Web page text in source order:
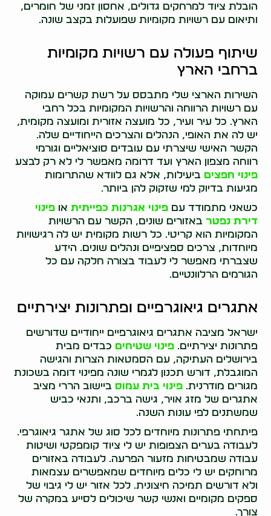
הובלת ציוד למרחקים גדולים, אחסון זמני של חומרים,
ותיאום עם רשויות מקומיות שפועלות בקצב שונה.
שיתוף פעולה עם רשויות מקומיות
ברחבי הארץ
השירות הארצי שלי מתבסס על רשת קשרים עמוקה
עם רשויות הרווחה והרשויות המקומיות בכל רחבי
הארץ. כל עיר ועיר, כל מועצה אזורית ומועצה מקומית,
יש לה את האופי, הנהלים והצרכים הייחודיים שלה.
הקשר האישי שיצרתי עם עובדים סוציאליים וגורמי
רווחה מצפון הארץ ועד דרומה מאפשר לי לא רק לבצע
פינוי חפצים ביעילות, אלא גם לוודא שהתרומות
מגיעות בדיוק למי שזקוק להן ביותר.
כשאני מתמודד עםפינוי אגרנות כפייתית אופינוי
דירת נפטר באזורים שונים, הקשר עם הרשויות
המקומיות הוא קריטי. כל רשות מקומית יש לה רגישויות
מיוחדות, צרכים ספציפיים ונהלים שונים. הידע
שצברתי מאפשר לי לעבוד בצורה חלקה עם כל
הגורמים הרלוונטיים.
אתגרים גיאוגרפיים ופתרונות יצירתיים
ישראל מציבה אתגרים גיאוגרפיים ייחודיים שדורשים
פתרונות יצירתיים.פינוי שטיחים כבדים מבית
בירושלים העתיקה, עם הסמטאות הצרות והגישה
המוגבלת, דורש תכנון לגמרי שונה מפינוי דומה בשכונת
מגורים מודרנית.פינוי בית עמוס ביישוב הררי מציב
אתגרים של מזג אויר, גישה ברכב, ותנאי כביש
שמשתנים לפי עונות השנה.
פיתחתי פתרונות מיוחדים לכל סוג של אתגר גיאוגרפי.
לעבודה בערים הצפופות יש לי ציוד קומפקטי ושיטות
עבודה שמבטיחות מזעור הפרעה. לעבודה באזורים
מרוחקים יש לי כלים מיוחדים שמאפשרים עצמאות
ולא דורשים תמיכה חיצונית. לכל אזור יש לי גיבוי של
ספקים מקומיים ואנשי קשר שיכולים לסייע במקרה של
צורך.